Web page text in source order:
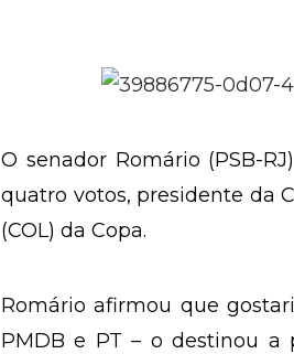
O senador Romário (PSB-
quatro votos, presidente da
(COL) da Copa.
Romário afirmou que
PMDB e PT – o destinou a